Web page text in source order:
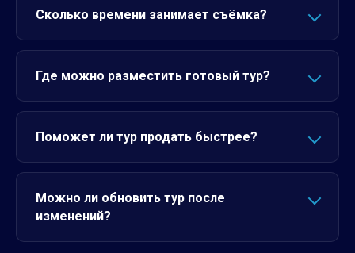
Сколько времени занимает съёмка?
Где можно разместить готовый тур?
Поможет ли тур продать быстрее?
Можно ли обновить тур после
изменений?